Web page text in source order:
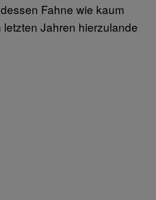
Fahne wie kaum
Jahren hierzulande